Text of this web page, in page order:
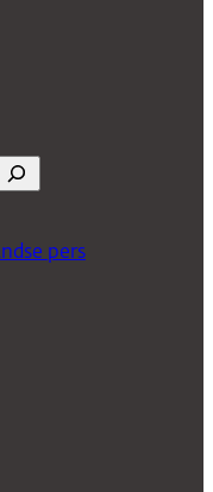
pers